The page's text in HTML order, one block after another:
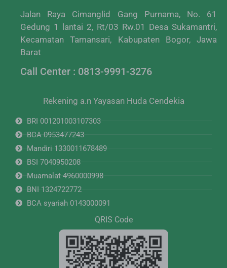
Jalan Raya Cimanglid Gang Purnama, No. 61
Gedung 1 lantai 2, Rt/03 Rw.01 Desa Sukamantri,
Kecamatan Tamansari, Kabupaten Bogor, Jawa
Barat
Call Center : 0813-9991-3276
Rekening a.n Yayasan Huda Cendekia
BRI 001201003107303
BCA 0953477243
Mandiri 1330011678489
BSI 7040950208
Muamalat 4960000998
BNI 1324722772
BCA syariah 0143000091
QRIS Code